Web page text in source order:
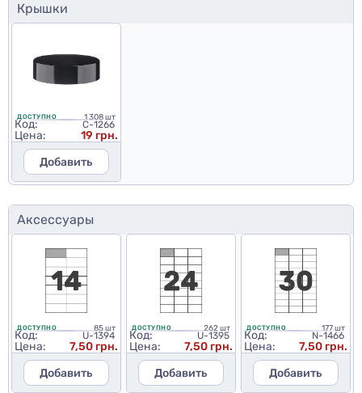
Крышки
ДОСТУПНО 1 308 шт
Код: C-1266
Цена:
19 грн.
Добавить
Аксессуары
ДОСТУПНО 85 шт
Код: U-1394
Цена:
7,50 грн.
Добавить
ДОСТУПНО 262 шт
Код: U-1395
Цена:
7,50 грн.
Добавить
ДОСТУПНО 177 шт
Код: N-1466
Цена:
7,50 грн.
Добавить